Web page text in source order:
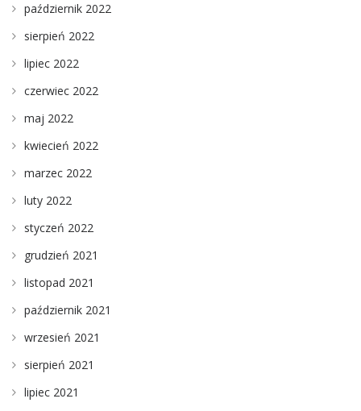
październik 2022
sierpień 2022
lipiec 2022
czerwiec 2022
maj 2022
kwiecień 2022
marzec 2022
luty 2022
styczeń 2022
grudzień 2021
listopad 2021
październik 2021
wrzesień 2021
sierpień 2021
lipiec 2021